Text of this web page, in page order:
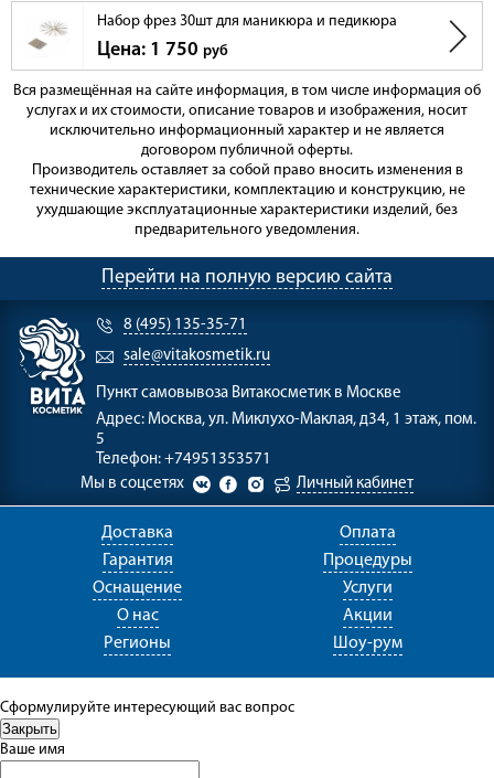
Набор фрез 30шт для маникюра и педикюра
Цена: 1 750 руб
Вся размещённая на сайте информация, в том числе информация об
услугах и их стоимости, описание товаров и изображения, носит
исключительно информационный характер и не является
договором публичной оферты.
Производитель оставляет за собой право вносить изменения в
технические характеристики, комплектацию и конструкцию, не
ухудшающие эксплуатационные характеристики изделий, без
предварительного уведомления.
Перейти на полную версию сайта
8 (495) 135-35-71
sale@vitakosmetik.ru
Пункт самовывоза Витакосметик в Москве
Адрес: Москва, ул. Миклухо-Маклая, д34, 1 этаж, пом.
5
Телефон: +74951353571
Мы в соцсетях
Личный кабинет
Доставка
Оплата
Гарантия
Процедуры
Оснащение
Услуги
О нас
Акции
Регионы
Шоу-рум
Сформулируйте интересующий вас вопрос
Ваше имя